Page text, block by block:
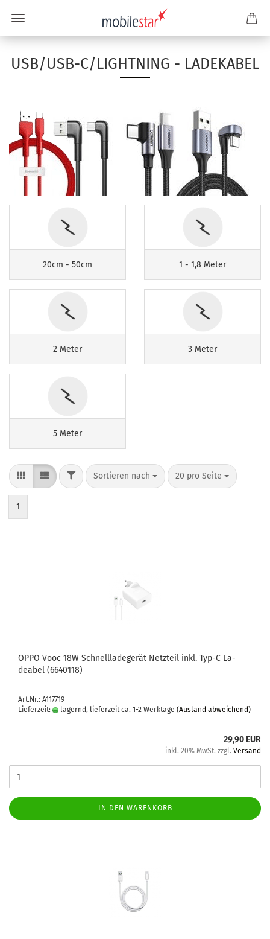
USB/USB-C/LIGHTNING - LADEKABEL
20cm - 50cm 1 - 1,8 Meter
2 Meter 3 Meter
5 Meter
Sortieren nach 20 pro Seite
1
OPPO Vooc 18W Schnell­la­de­ge­rät Netz­teil inkl. Typ-C La­
deabel (6640118)
Art.Nr.: A117719
Lieferzeit:
lagernd, lieferzeit ca. 1-2 Werktage (Ausland abweichend)
29,90 EUR
inkl. 20% MwSt. zzgl. Versand
IN DEN WARENKORB